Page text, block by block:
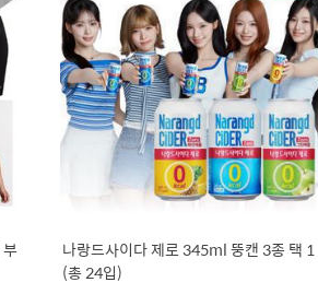
나랑드사이다 제로 345ml 뚱캔 3종 택 1
(총 24입)